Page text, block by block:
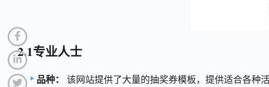
2.1专业人士
品种：
该网站提供了大量的抽奖券模板，提供适合各种活